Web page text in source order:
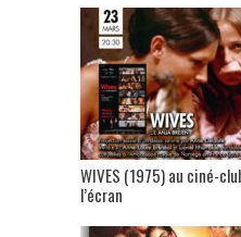
WIVES (1975) au ciné-
l’écran